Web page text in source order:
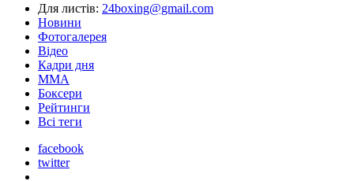
Для листів: 24boxing@gmail.com
Новини
Фотогалерея
Відео
Кадри дня
ММА
Боксери
Рейтинги
Всі теги
facebook
twitter